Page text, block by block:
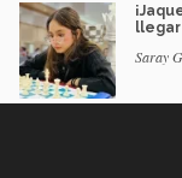
Saray